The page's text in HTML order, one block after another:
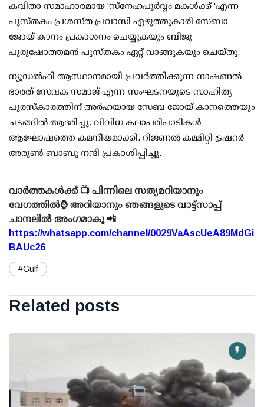
കവിതാ സമാഹാരമായ 'സ്‌നേഹപൂര്‍വ്വം മകള്‍ക്ക് 'എന്ന
പുസ്തകം പ്രശസ്ത പ്രവാസി എഴുത്തുകാരി സേബാ
ജോയ് കാനം പ്രകാശനം ചെയ്യുകയും ബിജു
പുരുഷോത്തമന്‍ പുസ്തകം ഏറ്റ് വാങ്ങുകയും ചെയ്തു.
ന്യൂഡല്‍ഹി ആസ്ഥാനമായി പ്രവര്‍ത്തിക്കുന്ന നാഷണല്‍
ഭാരത് സേവക സമാജ് എന്ന സംഘടനയുടെ സാഹിത്യ
പുരസ്‌കാരത്തിന് അര്‍ഹയായ സേബ ജോയ് കാനത്തെയും
ചടങ്ങില്‍ ആദരിച്ചു. വിവിധ കലാപരിപാടികള്‍
ആഘോഷത്തെ കമനീയമാക്കി. റീജണല്‍ കമ്മിറ്റി ട്രഷറര്‍
അരുണ്‍ ബാബു നന്ദി പ്രകാശിപ്പിച്ചു.
വാർത്തകൾക്ക് 📺 പിന്നിലെ സത്യമറിയാനും
വേഗത്തിൽ⌚ അറിയാനും ഞങ്ങളുടെ വാട്ട്സാപ്പ്
ചാനലിൽ അംഗമാകൂ 📲
https://whatsapp.com/channel/0029VaAscUeA89MdGi
BAUc26
#Gulf
Related posts